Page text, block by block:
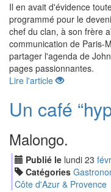
Il en avait d'évidence
programmé pour le
chef du clan, à son frère
communication de Paris-
partager l'agenda de
pages passionnantes.
Lire l'article
Un café
Malongo.
Publié le lundi 23 fév
Catégories
Côte d'Azur & Provence